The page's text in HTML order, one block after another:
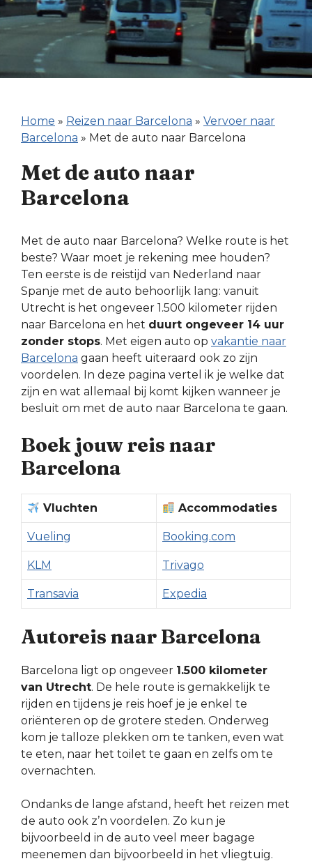
Home » Reizen naar Barcelona » Vervoer naar
Barcelona » Met de auto naar Barcelona
Met de auto naar
Barcelona
Met de auto naar Barcelona? Welke route is het
beste? Waar moet je rekening mee houden?
Ten eerste is de reistijd van Nederland naar
Spanje met de auto behoorlijk lang: vanuit
Utrecht is het ongeveer 1.500 kilometer rijden
naar Barcelona en het duurt ongeveer 14 uur
zonder stops. Met eigen auto op vakantie naar
Barcelona gaan heeft uiteraard ook zo zijn
voordelen. In deze pagina vertel ik je welke dat
zijn en wat allemaal bij komt kijken wanneer je
besluit om met de auto naar Barcelona te gaan.
Boek jouw reis naar
Barcelona
Vluchten Accommodaties
Vueling Booking.com
KLM Trivago
Transavia Expedia
Autoreis naar Barcelona
Barcelona ligt op ongeveer 1.500 kilometer
van Utrecht. De hele route is gemakkelijk te
rijden en tijdens je reis hoef je je enkel te
oriënteren op de grotere steden. Onderweg
kom je talloze plekken om te tanken, even wat
te eten, naar het toilet te gaan en zelfs om te
overnachten.
Ondanks de lange afstand, heeft het reizen met
de auto ook z’n voordelen. Zo kun je
bijvoorbeeld in de auto veel meer bagage
meenemen dan bijvoorbeeld in het vliegtuig.